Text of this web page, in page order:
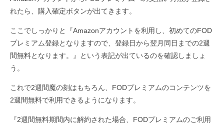
れたら、購入確定ボタンが出てきます。
ここでしっかりと『Amazonアカウントを利用し、初めてのFOD
プレミアム登録となりますので、登録日から翌月同日までの2週
間無料となります。』という表記が出ているのを確認しましょ
う。
これで2週間魔の刻はもちろん、FODプレミアムのコンテンツを
2週間無料で利用できるようになります。
『2週間無料期間内に解約された場合、FODプレミアムのご利用